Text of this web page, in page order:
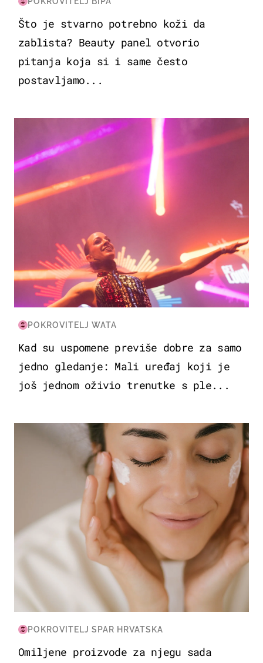
Što je stvarno potrebno koži da
zablista? Beauty panel otvorio
pitanja koja si i same često
postavljamo...
KULTURA & ZABAVA
POKROVITELJ WATA
Kad su uspomene previše dobre za samo
jedno gledanje: Mali uređaj koji je
još jednom oživio trenutke s ple...
MODA & LJEPOTA
POKROVITELJ SPAR HRVATSKA
Omiljene proizvode za njegu sada